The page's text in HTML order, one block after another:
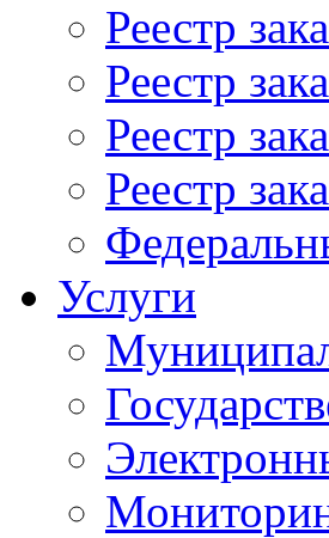
Реестр
Реестр
Реестр
Реестр
Услуги